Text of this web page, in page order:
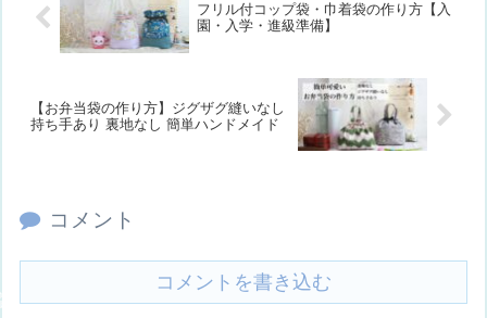
フリル付コップ袋・巾着袋の作り方【入
園・入学・進級準備】
【お弁当袋の作り方】ジグザグ縫いなし
持ち手あり 裏地なし 簡単ハンドメイド
コメント
コメントを書き込む